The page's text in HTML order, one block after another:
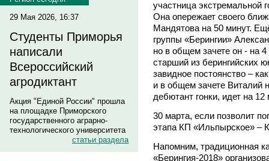
29 Мая 2026, 16:37
Студенты Приморья
написали
Всероссийский
агродиктант
Акция "Единой России" прошла
на площадке Приморского
государственного аграрно-
технологического университета
статьи раздела
участница экстремальной
Она опережает своего
Мандятова на 50 минут.
группы «Берингии»
но в общем зачете он - на
старший из берингийских
завидное постоянство –
и в общем зачете Виталий
дебютант гонки, идет на 12
30 марта, если позволит
этапа КП «Ильпырское» –
Напомним, традиционная
«Берингия-2018»